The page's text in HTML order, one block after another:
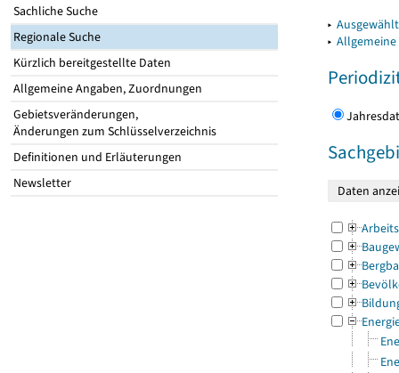
Sachliche Suche
Regionale Suche
Kürzlich bereitgestellte Daten
Allgemeine Angaben, Zuordnungen
Gebietsveränderungen,
Änderungen zum Schlüsselverzeichnis
Definitionen und Erläuterungen
Newsletter
▸
▸